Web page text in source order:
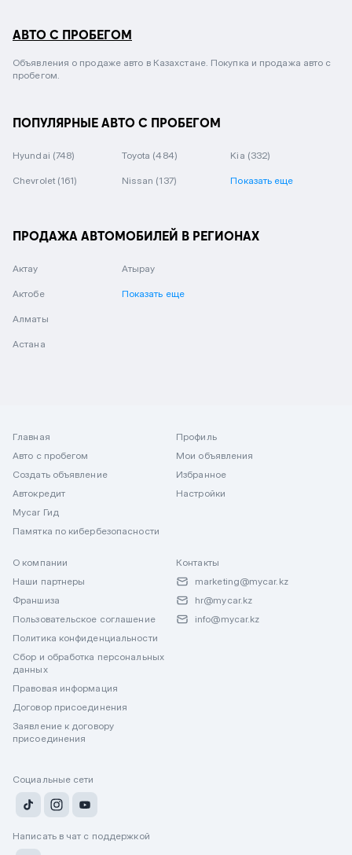
АВТО С ПРОБЕГОМ
Объявления о продаже авто в Казахстане. Покупка и продажа авто с
пробегом.
ПОПУЛЯРНЫЕ АВТО С ПРОБЕГОМ
Hyundai (748) Toyota (484) Kia (332)
Chevrolet (161) Nissan (137) Показать еще
ПРОДАЖА АВТОМОБИЛЕЙ В РЕГИОНАХ
Актау
Актобе
Алматы
Астана
Атырау
Показать еще
Главная
Авто с пробегом
Создать объявление
Автокредит
Mycar Гид
Памятка по кибербезопасности
Профиль
Мои объявления
Избранное
Настройки
О компании
Наши партнеры
Франшиза
Пользовательское соглашение
Политика конфиденциальности
Сбор и обработка персональных
данных
Правовая информация
Договор присоединения
Заявление к договору
присоединения
Контакты
marketing@mycar.kz
hr@mycar.kz
info@mycar.kz
Социальные сети
Написать в чат с поддержкой